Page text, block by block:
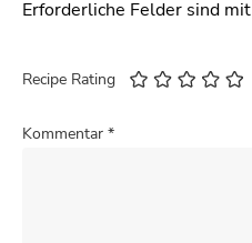
Erforderliche Felder sind mit
Recipe Rating
Kommentar *